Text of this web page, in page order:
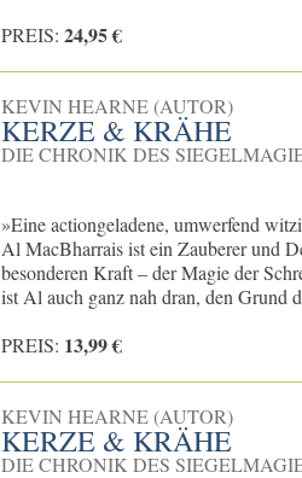
PREIS:24,95 €
KEVIN HEARNE (AUTOR)
KERZE & KRÄHE
DIE CHRONIK DES
»Eine actiongeladene, umwerfend
Al MacBharrais ist ein Zauberer und
besonderen Kraft – der Magie der
ist Al auch ganz nah dran, den Grund
PREIS: 13,99 €
KEVIN HEARNE (AUTOR)
KERZE & KRÄHE
DIE CHRONIK DES